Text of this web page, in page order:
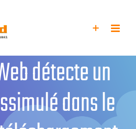
détecte un
dans le